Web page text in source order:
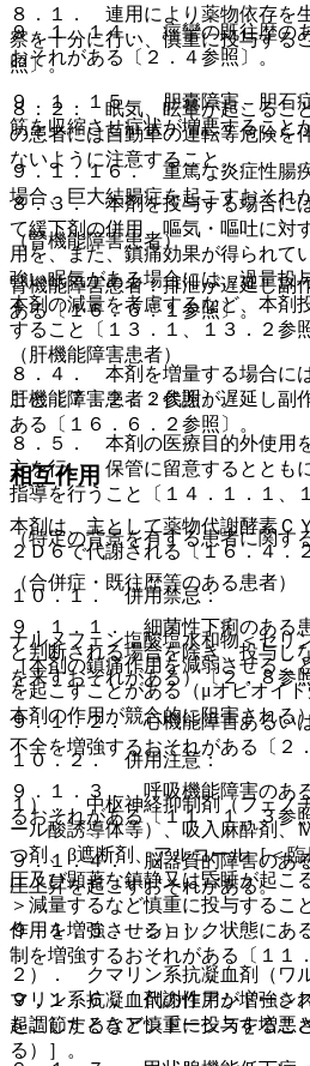
９．１．１４． 痙攣の既往歴の
おそれがある〔２．４参照〕。
９．１．１５． 胆嚢障害、胆石
筋を収縮させ症状が増悪すること
９．１．１６． 重篤な炎症性腸
場合、巨大結腸症を起こすおそれ
（腎機能障害患者）
腎機能障害患者：排泄が遅延し副
ある〔１６．６．１参照〕。
（肝機能障害患者）
肝機能障害患者：代謝が遅延し副
ある〔１６．６．２参照〕。
相互作用
本剤は、主として薬物代謝酵素Ｃ
２Ｄ６で代謝される〔１６．４．
１０．１． 併用禁忌：
ナルメフェン塩酸塩水和物＜セリ
［本剤の鎮痛作用を減弱させるこ
を起こすことがある（μオピオイ
本剤の作用が競合的に阻害される
１０．２． 併用注意：
１）． 中枢神経抑制剤（フェノ
ール酸誘導体等）、吸入麻酔剤、
つ剤、β遮断剤、アルコール［＜
圧及び顕著な鎮静又は昏睡が起こ
＞減量するなど慎重に投与するこ
作用を増強させる）］。
２）． クマリン系抗凝血剤（ワ
マリン系抗凝血剤の作用が増強さ
を調節するなど慎重に投与するこ
る）］。
８．１． 連用により薬物依存を
察を十分に行い、慎重に投与する
照〕。
８．２． 眠気、眩暈が起こるこ
の患者には自動車の運転等危険を
ないように注意すること。
８．３． 本剤を投与する場合に
て緩下剤の併用、嘔気・嘔吐に対
用を、また、鎮痛効果が得られて
強い眠気がある場合には、過量投
本剤の減量を考慮するなど、本剤
すること〔１３．１、１３．２参
８．４． 本剤を増量する場合に
こと〔７．２．２参照〕。
８．５． 本剤の医療目的外使用
方を行い、保管に留意するととも
指導を行うこと〔１４．１．１、
（特定の背景を有する患者に関す
（合併症・既往歴等のある患者）
９．１．１． 細菌性下痢のある
と判断される場合を除き、投与し
を来すおそれがある）〔２．８参
９．１．２． 心機能障害あるい
不全を増強するおそれがある〔２
９．１．３． 呼吸機能障害のあ
るおそれがある〔１１．１．３参
９．１．４． 脳器質的障害のあ
圧上昇を起こすおそれがある。
９．１．５． ショック状態にあ
制を増強するおそれがある〔１１
９．１．６． 代謝性アシドーシ
起こしたときアシドーシスを増悪